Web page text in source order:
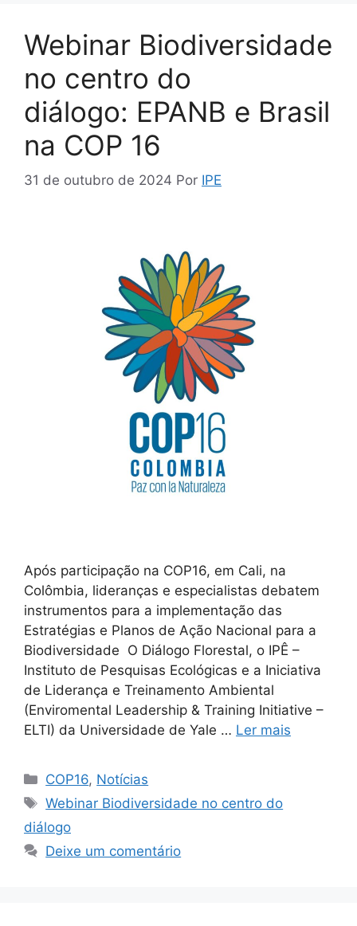
Webinar Biodiversidade
no centro do
diálogo: EPANB e Brasil
na COP 16
31 de outubro de 2024 Por IPE
Após participação na COP16, em Cali, na
Colômbia, lideranças e especialistas debatem
instrumentos para a implementação das
Estratégias e Planos de Ação Nacional para a
Biodiversidade O Diálogo Florestal, o IPÊ –
Instituto de Pesquisas Ecológicas e a Iniciativa
de Liderança e Treinamento Ambiental
(Enviromental Leadership & Training Initiative –
ELTI) da Universidade de Yale … Ler mais
COP16, Notícias
Webinar Biodiversidade no centro do
diálogo
Deixe um comentário